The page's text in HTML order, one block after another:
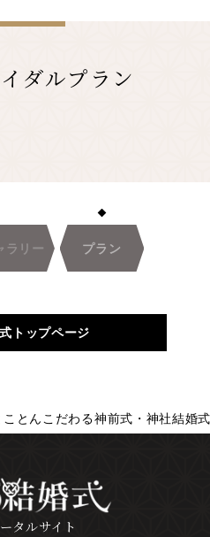
ことんこだわる神前式・神社結婚
ダルプラン
ラリー プラン
トップページ
タルサイト